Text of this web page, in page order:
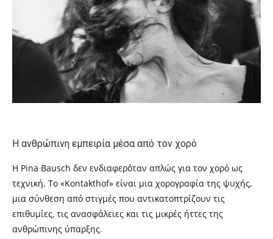
Η ανθρώπινη εμπειρία μέσα από τον χορό
Η Pina Bausch δεν ενδιαφερόταν απλώς για τον χορό ως
τεχνική. Το «Kontakthof» είναι μια χορογραφία της ψυχής,
μια σύνθεση από στιγμές που αντικατοπτρίζουν τις
επιθυμίες, τις ανασφάλειες και τις μικρές ήττες της
ανθρώπινης ύπαρξης.